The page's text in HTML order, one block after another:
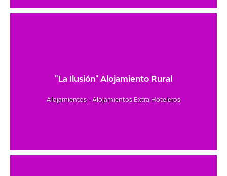
"La Ilusión" Alojamiento Rural
Alojamientos - Alojamientos Extra Hoteleros